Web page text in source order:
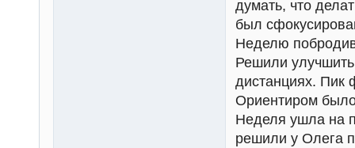
думать, что
был
Неделю
Решили улучшить
дистанциях. Пик
Ориентиром
Неделя ушла на
решили у Олега